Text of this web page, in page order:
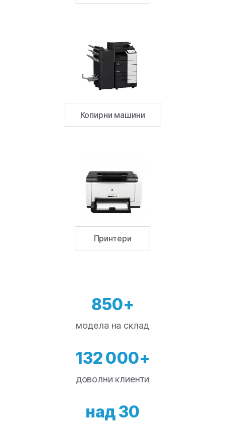
Копирни машини
Принтери
850+
модела на склад
132 000+
доволни клиенти
над 30